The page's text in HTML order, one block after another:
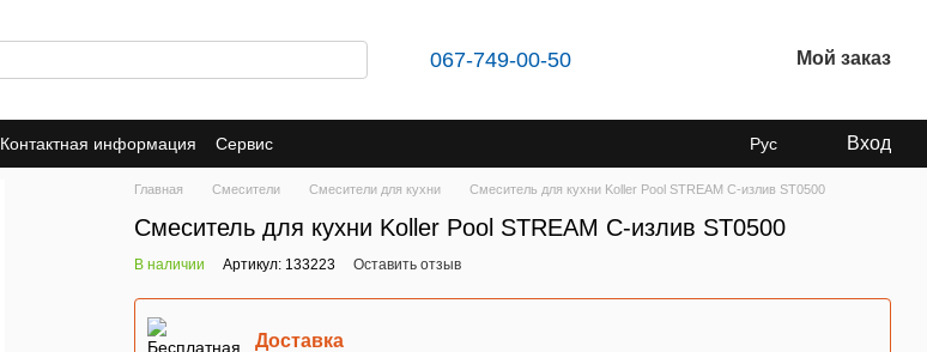
067-749-00-50 Мой заказ
Контактная информация Сервис Рус Вход
Главная Смесители Cмесители для кухни Cмеситель для кухни Koller Pool STREAM C-излив ST0500
Cмеситель для кухни Koller Pool STREAM C-излив ST0500
В наличии Артикул: 133223 Оставить отзыв
Доставка